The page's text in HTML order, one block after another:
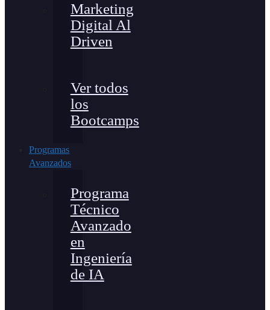
Marketing
Digital Al
Driven
Ver todos
los
Bootcamps
Programas
Avanzados
Programa
Técnico
Avanzado
en
Ingeniería
de IA